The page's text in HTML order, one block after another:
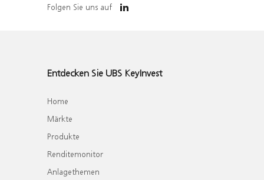
Folgen Sie uns auf
Entdecken Sie UBS KeyInvest
Home
Märkte
Produkte
Renditemonitor
Anlagethemen